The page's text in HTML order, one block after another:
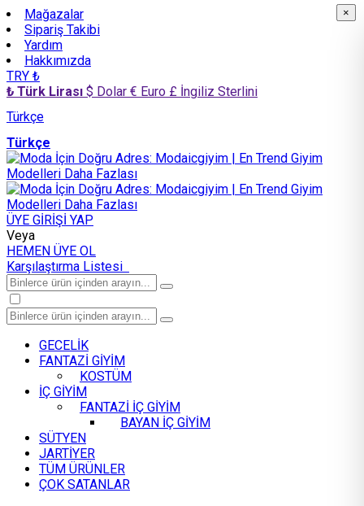
Mağazalar
Sipariş Takibi
Yardım
Hakkımızda
TRY ₺
₺ Türk Lirası $ Dolar € Euro £ İngiliz Sterlini
Türkçe
Türkçe
ÜYE GİRİŞİ YAP
Veya
HEMEN ÜYE OL
Karşılaştırma Listesi
GECELİK
FANTAZİ GİYİM
KOSTÜM
İÇ GİYİM
FANTAZİ İÇ GİYİM
BAYAN İÇ GİYİM
SÜTYEN
JARTİYER
TÜM ÜRÜNLER
ÇOK SATANLAR
×
×